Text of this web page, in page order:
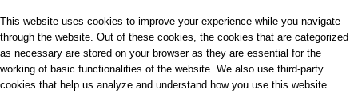
This website uses cookies to improve your experience while you navigate
through the website. Out of these cookies, the cookies that are categorized
as necessary are stored on your browser as they are essential for the
working of basic functionalities of the website. We also use third-party
cookies that help us analyze and understand how you use this website.